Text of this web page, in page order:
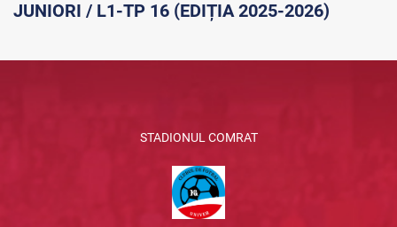
JUNIORI / L1-TP 16 (EDIȚIA 2025-2026)
STADIONUL COMRAT